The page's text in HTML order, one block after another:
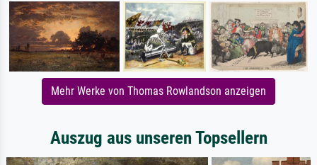
Mehr Werke von Thomas Rowlandson anzeigen
Auszug aus unseren Topsellern